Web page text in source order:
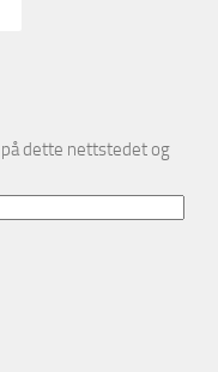
dette nettstedet og